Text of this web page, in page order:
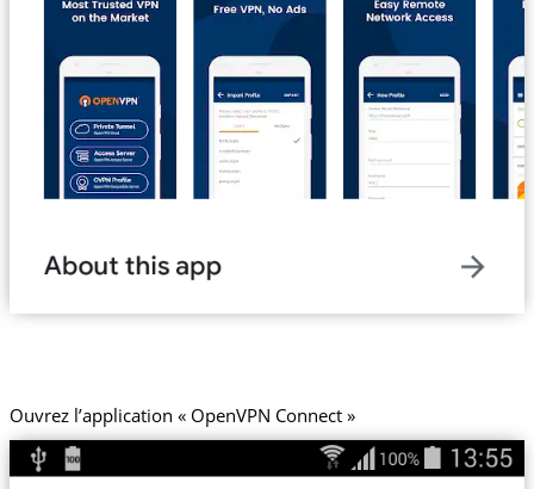
Ouvrez l’application « OpenVPN Connect »